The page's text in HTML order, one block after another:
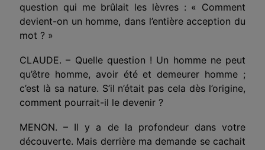
question qui me brûlait les lèvres : « Comment
devient-on un homme, dans l’entière acception du
mot ? »
CLAUDE. – Quelle question ! Un homme ne peut
qu’être homme, avoir été et demeurer homme ;
c’est là sa nature. S’il n’était pas cela dès l’origine,
comment pourrait-il le devenir ?
MENON. – Il y a de la profondeur dans votre
découverte. Mais derrière ma demande se cachait